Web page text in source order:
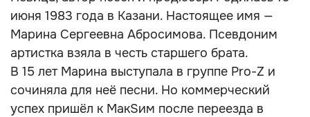
июня 1983 года в Казани. Настоящее имя —
Марина Сергеевна Абросимова. Псевдоним
артистка взяла в честь старшего брата.
В 15 лет Марина выступала в группе Pro-Z и
сочиняла для неё песни. Но коммерческий
успех пришёл к МакSим после переезда в